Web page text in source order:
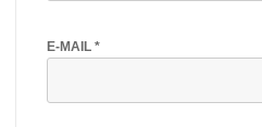
E-MAIL *